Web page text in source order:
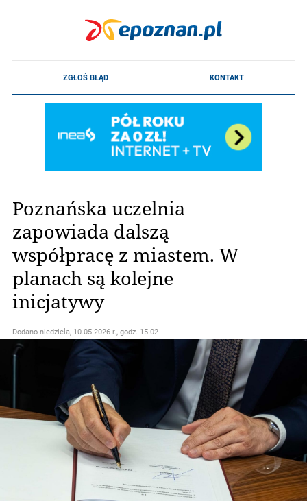
Poznańska uczelnia
zapowiada dalszą
współpracę z miastem. W
planach są kolejne
inicjatywy
Dodano niedziela, 10.05.2026 r., godz. 15.02